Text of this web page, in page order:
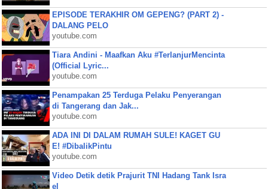
EPISODE TERAKHIR OM GEPENG? (PART 2) -
DALANG PELO
youtube.com
Tiara Andini - Maafkan Aku #TerlanjurMencinta
(Official Lyric...
youtube.com
Penampakan 25 Terduga Pelaku Penyerangan
di Tangerang dan Jak...
youtube.com
ADA INI DI DALAM RUMAH SULE! KAGET GU
E! #DibalikPintu
youtube.com
Video Detik detik Prajurit TNI Hadang Tank Isra
el